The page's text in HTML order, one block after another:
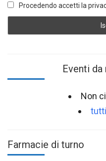
Procedendo accetti la
Eventi da
Non
Farmacie di turno